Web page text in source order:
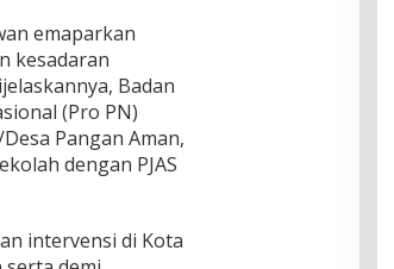
emaparkan
kesadaran
Badan
(Pro PN)
Pangan Aman,
dengan PJAS
intervensi di Kota